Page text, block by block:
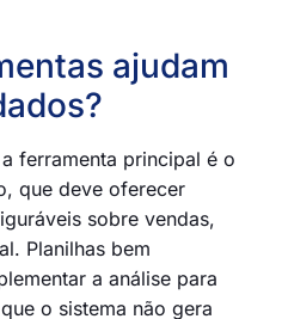
ajudam
ferramenta principal é o
que deve oferecer
sobre vendas,
Planilhas bem
a análise para
o sistema não gera